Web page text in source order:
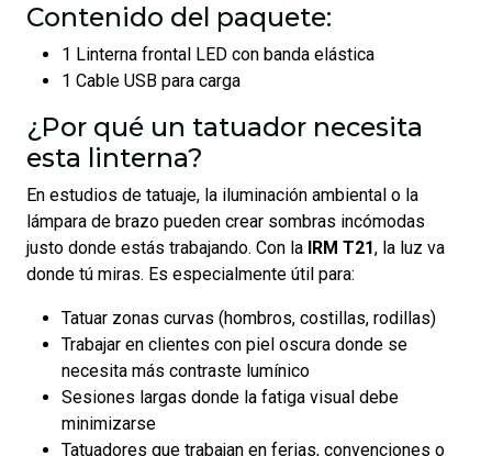
Contenido del paquete:
1 Linterna frontal LED con banda elástica
1 Cable USB para carga
¿Por qué un tatuador necesita
esta linterna?
En estudios de tatuaje, la iluminación ambiental o la
lámpara de brazo pueden crear sombras incómodas
justo donde estás trabajando. Con la IRM T21, la luz va
donde tú miras. Es especialmente útil para:
Tatuar zonas curvas (hombros, costillas, rodillas)
Trabajar en clientes con piel oscura donde se
necesita más contraste lumínico
Sesiones largas donde la fatiga visual debe
minimizarse
Tatuadores que trabajan en ferias, convenciones o